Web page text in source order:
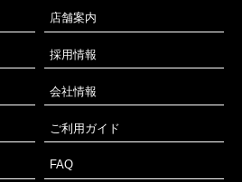
店舗案内
採用情報
会社情報
ご利用ガイド
FAQ